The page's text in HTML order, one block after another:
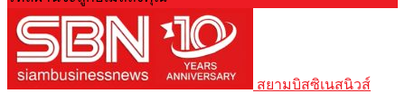
สยามบิสซิเนสนิวส์